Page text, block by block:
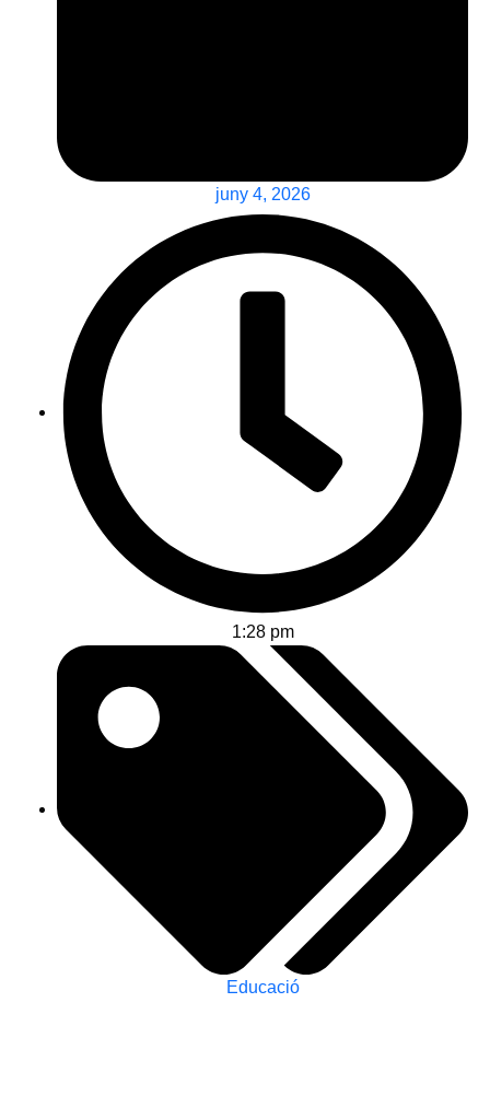
juny 4, 2026
1:28 pm
Educació